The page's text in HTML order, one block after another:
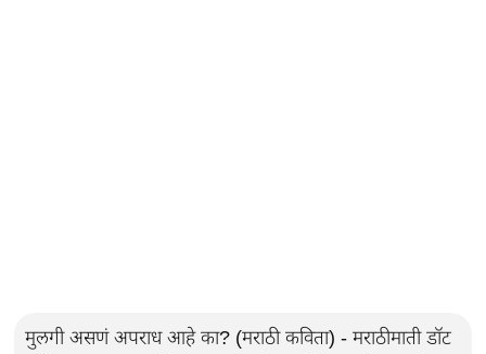
मुलगी असणं अपराध आहे का? (मराठी कविता) - मराठीमाती डॉट